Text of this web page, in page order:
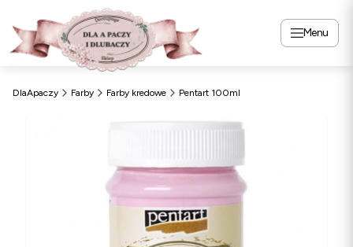
Menu
DlaApaczy Farby Farby kredowe Pentart 100ml